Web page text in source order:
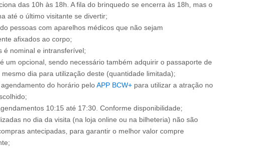
das 10h às 18h. A fila do brinquedo se encerra às 18h, mas o
até o último visitante se divertir;
pessoas com aparelhos médicos que não sejam
afixados ao corpo;
é nominal e intransferível;
um opcional, sendo necessário também adquirir o passaporte de
dia para utilização deste (quantidade limitada);
do horário peloAPP BCW+ para utilizar a atração no
10:15 até 17:30. Conforme disponibilidade;
no dia da visita (na loja online ou na bilheteria) não são
antecipadas, para garantir o melhor valor compre